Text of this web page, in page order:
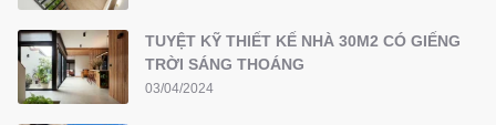
TUYỆT KỸ THIẾT KẾ NHÀ 30M2 CÓ GIẾNG
TRỜI SÁNG THOÁNG
03/04/2024